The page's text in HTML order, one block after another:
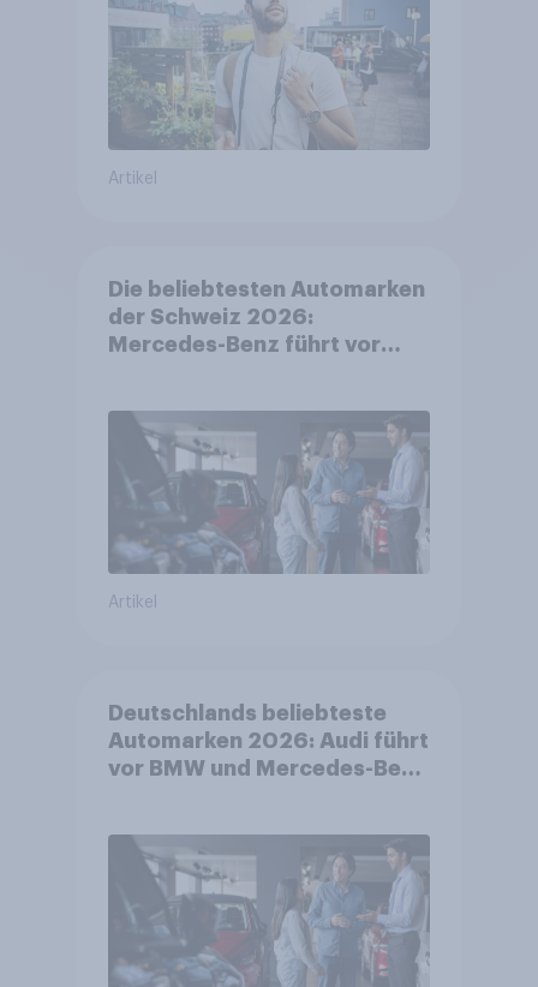
Artikel
Die beliebtesten Automarken
der Schweiz 2026:
Mercedes-Benz führt vor
Artikel
Deutschlands beliebteste
Automarken 2026: Audi führt
vor BMW und Mercedes-Benz